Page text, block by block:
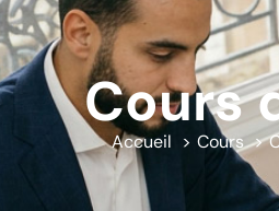
Cours
Accueil Cours